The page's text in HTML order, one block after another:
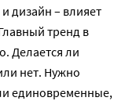
дизайн – влияет
тренд в
Делается ли
нет. Нужно
единовременные,